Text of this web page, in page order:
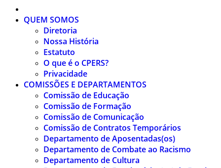
QUEM SOMOS
Diretoria
Nossa História
Estatuto
O que é o CPERS?
Privacidade
COMISSÕES E DEPARTAMENTOS
Comissão de Educação
Comissão de Formação
Comissão de Comunicação
Comissão de Contratos Temporários
Departamento de Aposentadas(os)
Departamento de Combate ao Racismo
Departamento de Cultura